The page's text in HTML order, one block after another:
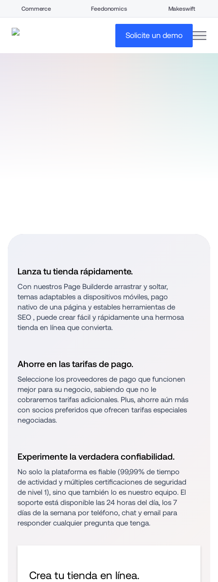
Commerce Feedonomics Makeswift
Solicite un demo
BigCommerce.
Lanza tu tienda rápidamente.
Con nuestros Page Builderde arrastrar y soltar,
temas adaptables a dispositivos móviles, pago
nativo de una página y estables herramientas de
SEO , puede crear fácil y rápidamente una hermosa
tienda en línea que convierta.
Ahorre en las tarifas de pago.
Seleccione los proveedores de pago que funcionen
mejor para su negocio, sabiendo que no le
cobraremos tarifas adicionales. Plus, ahorre aún más
con socios preferidos que ofrecen tarifas especiales
negociadas.
Experimente la verdadera confiabilidad.
No solo la plataforma es fiable (99,99% de tiempo
de actividad y múltiples certificaciones de seguridad
de nivel 1), sino que también lo es nuestro equipo. El
soporte está disponible las 24 horas del día, los 7
días de la semana por teléfono, chat y email para
responder cualquier pregunta que tenga.
Crea tu tienda en línea.